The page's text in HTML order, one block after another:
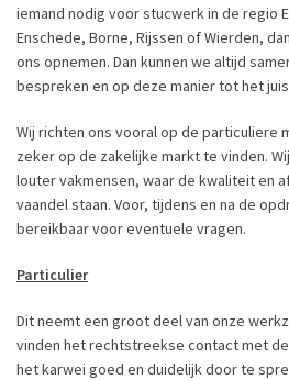
iemand nodig voor stucwerk in de regio
Enschede, Borne, Rijssen of Wierden,
ons opnemen. Dan kunnen we altijd
bespreken en op deze manier tot het
Wij richten ons vooral op de particuliere
zeker op de zakelijke markt te vinden.
louter vakmensen, waar de kwaliteit en
vaandel staan. Voor, tijdens en na de
bereikbaar voor eventuele vragen.
Particulier
Dit neemt een groot deel van onze
vinden het rechtstreekse contact met
het karwei goed en duidelijk door te